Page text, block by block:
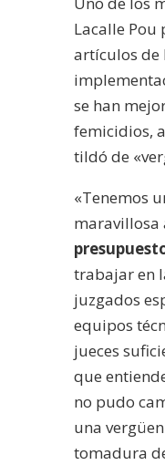
Lacalle
artículos de
se han
femicidios,
tildó de
«Tenemos
maravillosa
trabajar en
juzgados
equipos
jueces
que
no pudo
una
tomadura